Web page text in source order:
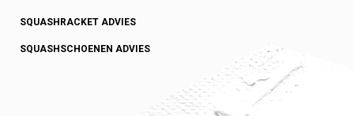
SQUASHRACKET ADVIES
SQUASHSCHOENEN ADVIES